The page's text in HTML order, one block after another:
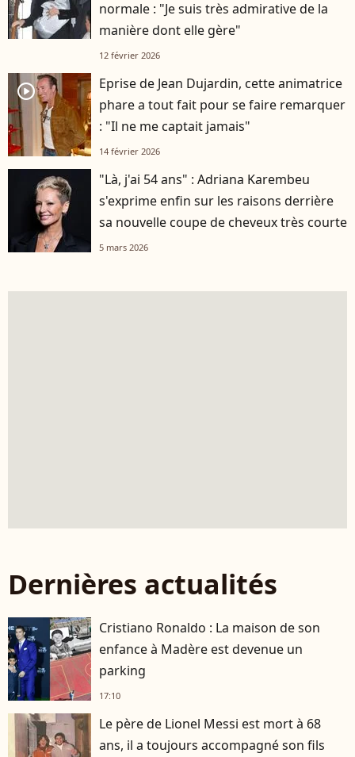
normale : "Je suis très admirative de la
manière dont elle gère"
12 février 2026
player2
Eprise de Jean Dujardin, cette animatrice
phare a tout fait pour se faire remarquer
: "Il ne me captait jamais"
14 février 2026
"Là, j'ai 54 ans" : Adriana Karembeu
s'exprime enfin sur les raisons derrière
sa nouvelle coupe de cheveux très courte
5 mars 2026
Dernières actualités
Cristiano Ronaldo : La maison de son
enfance à Madère est devenue un
parking
17:10
Le père de Lionel Messi est mort à 68
ans, il a toujours accompagné son fils